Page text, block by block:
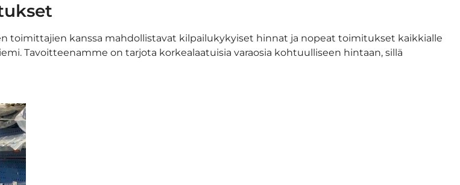
kanssa mahdollistavat kilpailukykyiset hinnat ja nopeat toimitukset kaikkialle
Tavoitteenamme on tarjota korkealaatuisia varaosia kohtuulliseen hintaan, sillä